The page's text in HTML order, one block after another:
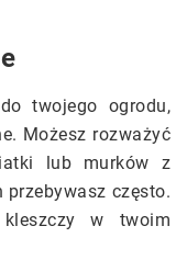
twojego ogrodu,
Możesz rozważyć
lub murków z
przebywasz często.
w twoim